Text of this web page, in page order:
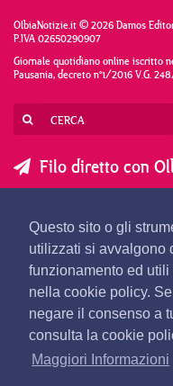
Questo sito o gli
utilizzati si avvalgono
funzionamento ed
nella cookie policy.
negare il consenso a
consulta la cookie
Maggiori Informazioni
OlbiaNotizie.it © 2026 Damos
P.IVA 02650290907
Giornale quotidiano online iscritto
Pausania, decreto n°1/2016 V.G.
Filo diretto con
SEGNALA UNA NOTIZIA
SEGNALA UN EVENTO